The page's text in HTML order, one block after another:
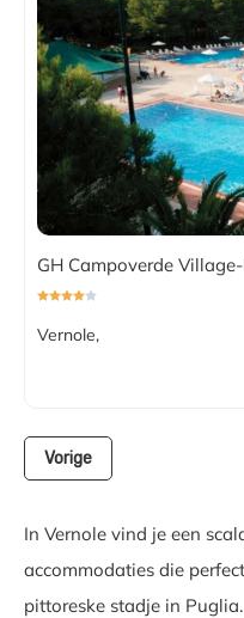
GH Campoverde
Vernole,
Vorige
In Vernole vind je een
accommodaties die
pittoreske stadje in